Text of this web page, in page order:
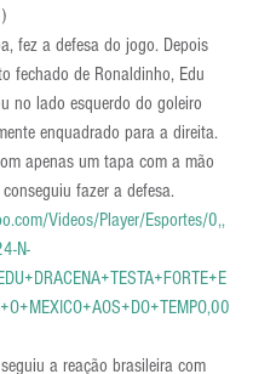
)
fez a defesa do jogo. Depois
fechado de Ronaldinho, Edu
no lado esquerdo do goleiro
enquadrado para a direita.
apenas um tapa com a mão
fazer a defesa.
Videos/Player/Esportes/0,,
N-
a reação brasileira com